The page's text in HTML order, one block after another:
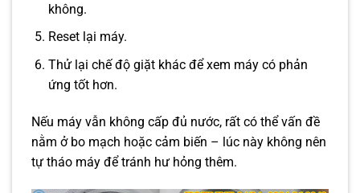
không.
Reset lại máy.
Thử lại chế độ giặt khác để xem máy có phản
ứng tốt hơn.
Nếu máy vẫn không cấp đủ nước, rất có thể vấn đề
nằm ở bo mạch hoặc cảm biến – lúc này không nên
tự tháo máy để tránh hư hỏng thêm.